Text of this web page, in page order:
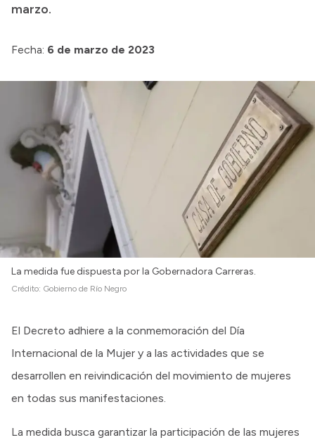
marzo.
Fecha: 6 de marzo de 2023
La medida fue dispuesta por la Gobernadora Carreras.
Crédito: Gobierno de Río Negro
El Decreto adhiere a la conmemoración del Día
Internacional de la Mujer y a las actividades que se
desarrollen en reivindicación del movimiento de mujeres
en todas sus manifestaciones.
La medida busca garantizar la participación de las mujeres